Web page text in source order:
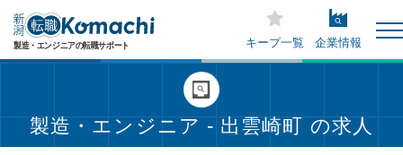
キープ一覧 企業情報
製造・エンジニア - 出雲崎町 の求人